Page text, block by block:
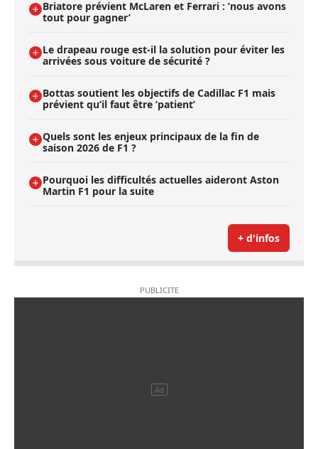
Briatore prévient McLaren et Ferrari : ’nous avons
tout pour gagner’
Le drapeau rouge est-il la solution pour éviter les
arrivées sous voiture de sécurité ?
Bottas soutient les objectifs de Cadillac F1 mais
prévient qu’il faut être ’patient’
Quels sont les enjeux principaux de la fin de
saison 2026 de F1 ?
Pourquoi les difficultés actuelles aideront Aston
Martin F1 pour la suite
+ d'infos